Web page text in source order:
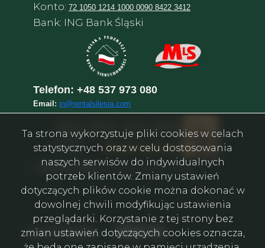
Konto: 72 1050 1214 1000 0090 8422 3412
Bank: ING Bank Śląski
Telefon: +48 537 973 080
Email: in@rentalsilesia.com
Rental in Silesia – Агентство нерухомості у Катовіце
social media Facebook
Facebook
Facebook
Facebook
Facebook
Facebook
Ta strona wykorzystuje pliki cookies w celach
statystycznych oraz w celu dostosowania
naszych serwisów do indywidualnych
potrzeb klientów. Zmiany ustawień
dotyczących plików cookie można dokonać w
dowolnej chwili modyfikując ustawienia
przeglądarki. Korzystanie z tej strony bez
zmian ustawień dotyczących cookies oznacza,